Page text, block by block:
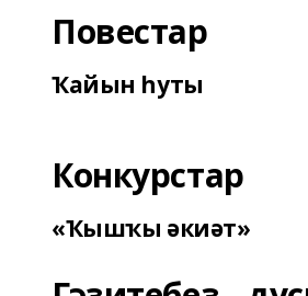
Повестар
Ҡайын һуты
Конкурстар
«Ҡышҡы әкиәт»